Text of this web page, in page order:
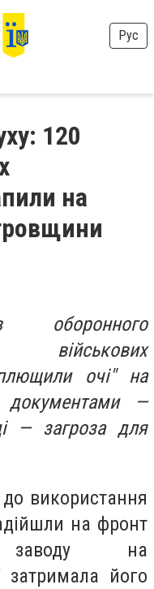
Рус
120
на
оборонного
військових
очі" на
документами —
— загроза для
використання
на фронт
на
затримала його